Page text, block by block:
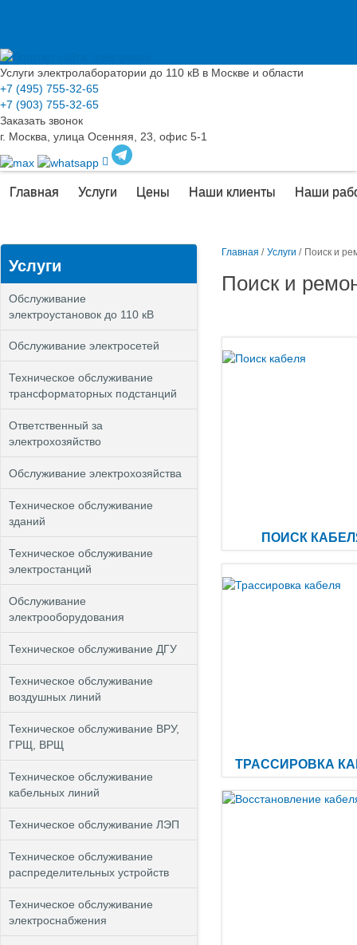
Услуги электролаборатории до 110 кВ в Москве и области
+7 (495) 755-32-65
+7 (903) 755-32-65
Заказать звонок
г. Москва, улица Осенняя, 23, офис 5-1
Главная Услуги Цены Наши клиенты Наши
Услуги
Обслуживание
электроустановок до 110 кВ
Обслуживание электросетей
Техническое обслуживание
трансформаторных подстанций
Ответственный за
электрохозяйство
Обслуживание электрохозяйства
Техническое обслуживание
зданий
Техническое обслуживание
электростанций
Обслуживание
электрооборудования
Техническое обслуживание ДГУ
Техническое обслуживание
воздушных линий
Техническое обслуживание ВРУ,
ГРЩ, ВРЩ
Техническое обслуживание
кабельных линий
Техническое обслуживание ЛЭП
Техническое обслуживание
распределительных устройств
Техническое обслуживание
электроснабжения
Главная / Услуги / Поиск и
Поиск и
ПОИСК
ТРАССИРОВКА